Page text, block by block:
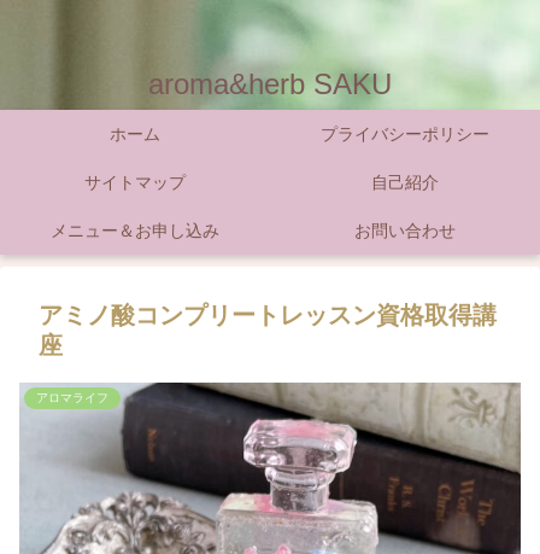
aroma&herb SAKU
ホーム プライバシーポリシー
サイトマップ 自己紹介
メニュー＆お申し込み お問い合わせ
アミノ酸コンプリートレッスン資格取得講
座
アロマライフ